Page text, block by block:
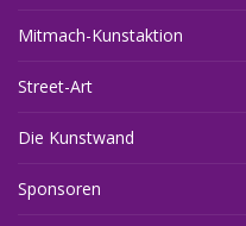
Mitmach-Kunstaktion
Street-Art
Die Kunstwand
Sponsoren